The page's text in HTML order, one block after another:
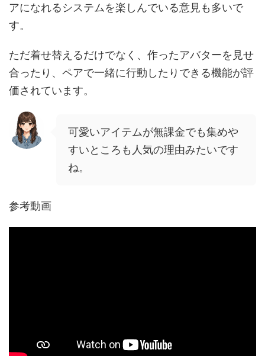
アになれるシステムを楽しんでいる意見も多いで
す。
ただ着せ替えるだけでなく、作ったアバターを見せ
合ったり、ペアで一緒に行動したりできる機能が評
価されています。
可愛いアイテムが無課金でも集めや
すいところも人気の理由みたいです
ね。
参考動画